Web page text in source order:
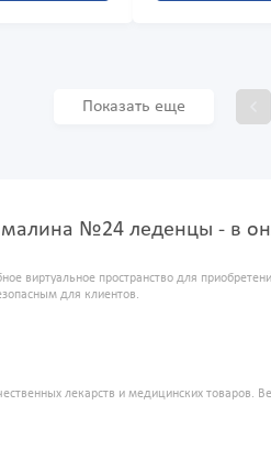
Показать еще
№24 леденцы - в
виртуальное пространство для
для клиентов.
лекарств и медицинских